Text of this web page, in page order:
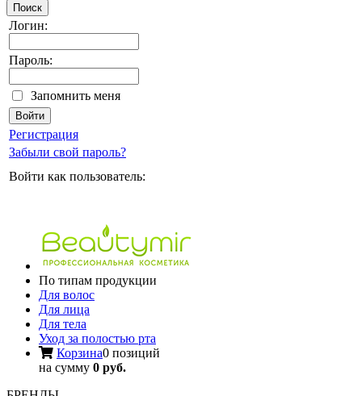
Поиск
Логин:
Пароль:
Запомнить меня
Регистрация
Забыли свой пароль?
Войти как пользователь:
По типам продукции
Для волос
Для лица
Для тела
Уход за полостью рта
Корзина0 позиций
на сумму 0 руб.